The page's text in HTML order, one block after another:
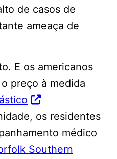
de casos de
ameaça de
E os americanos
preço à medida
os residentes
médico
Southern